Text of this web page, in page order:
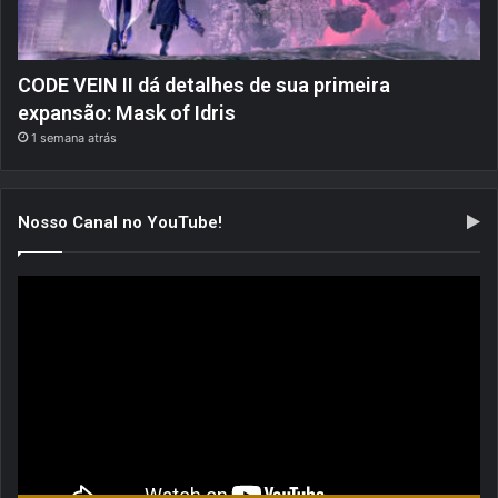
CODE VEIN II dá detalhes de sua primeira
expansão: Mask of Idris
1 semana atrás
Nosso Canal no YouTube!